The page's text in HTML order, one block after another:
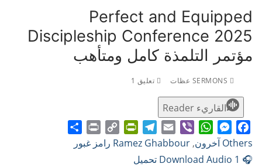
Perfect and Equipped
Discipleship Conference 2025
مؤتمر التلمذة كامل ومتأهب
تعليق 1
القاريء Reader
Facebook
Messenger
WhatsApp
Viber
Email
Telegram
PrintFriendly
Copy
Print
Share Others آخرون , Ramez Ghabbour رامز غبور
🎧 Download Audio 1 تحميل